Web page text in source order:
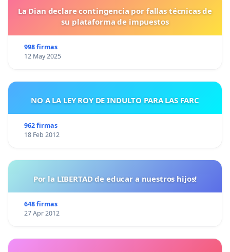
La Dian declare contingencia por fallas técnicas de
su plataforma de impuestos
998 firmas
12 May 2025
NO A LA LEY ROY DE INDULTO PARA LAS FARC
962 firmas
18 Feb 2012
Por la LIBERTAD de educar a nuestros hijos!
648 firmas
27 Apr 2012